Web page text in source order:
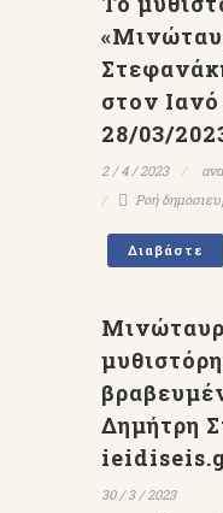
στον
28/03/
2 / 4 / 2023
Ροή
Διαβάστε
Δημήτρη
30 / 3 / 2023